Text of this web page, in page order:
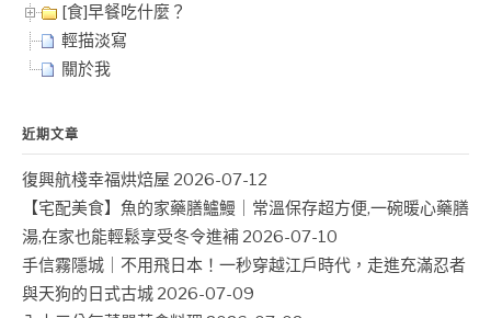
[食]早餐吃什麼？
輕描淡寫
關於我
近期文章
復興航棧幸福烘焙屋 2026-07-12
【宅配美食】魚的家藥膳鱸鰻｜常溫保存超方便,一碗暖心藥膳
湯,在家也能輕鬆享受冬令進補 2026-07-10
手信霧隱城｜不用飛日本！一秒穿越江戶時代，走進充滿忍者
與天狗的日式古城 2026-07-09